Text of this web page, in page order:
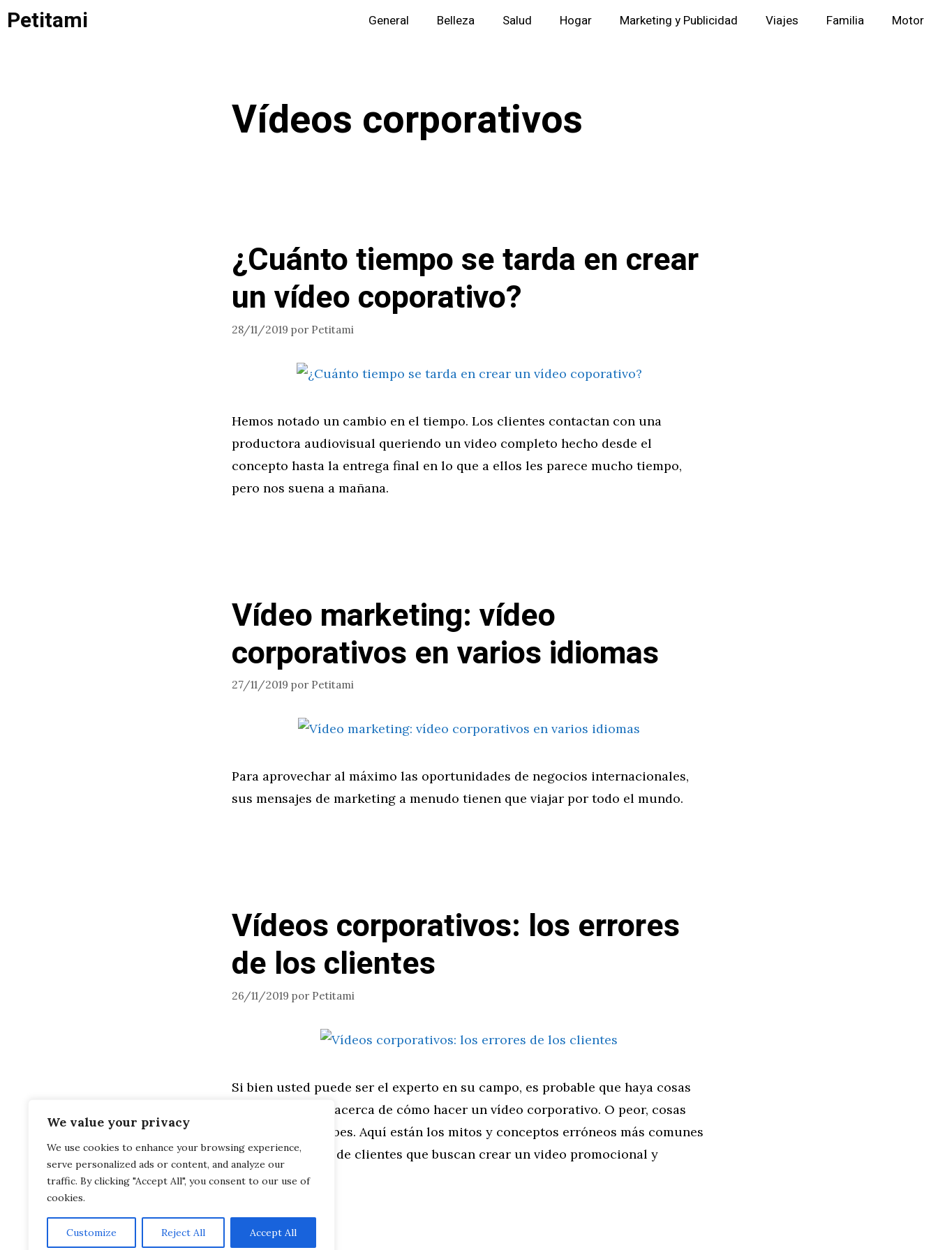
We value your privacy
We use cookies to enhance your browsing experience,
serve personalized ads or content, and analyze our
traffic. By clicking "Accept All", you consent to our use of
cookies.
Customize Reject All Accept All
Saltar
alPetitami General Belleza Salud Hogar Marketing y Publicidad Viajes Familia Motor
Vídeos corporativos
¿Cuánto tiempo se tarda en crear
un vídeo coporativo?
28/11/2019 por Petitami
Hemos notado un cambio en el tiempo. Los clientes contactan con una
productora audiovisual queriendo un video completo hecho desde el
concepto hasta la entrega final en lo que a ellos les parece mucho tiempo,
pero nos suena a mañana.
Vídeo marketing: vídeo
corporativos en varios idiomas
27/11/2019 por Petitami
Para aprovechar al máximo las oportunidades de negocios internacionales,
sus mensajes de marketing a menudo tienen que viajar por todo el mundo.
Vídeos corporativos: los errores
de los clientes
26/11/2019 por Petitami
Si bien usted puede ser el experto en su campo, es probable que haya cosas
que aún no sepa acerca de cómo hacer un vídeo corporativo. O peor, cosas
que crees que sabes. Aquí están los mitos y conceptos erróneos más comunes
que escuchamos de clientes que buscan crear un video promocional y
corporativo.